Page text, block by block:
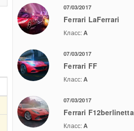
07/03/2017
Ferrari LaFerrari
Класс:A
07/03/2017
Ferrari FF
Класс:A
07/03/2017
Ferrari F12berlinetta
Класс:A